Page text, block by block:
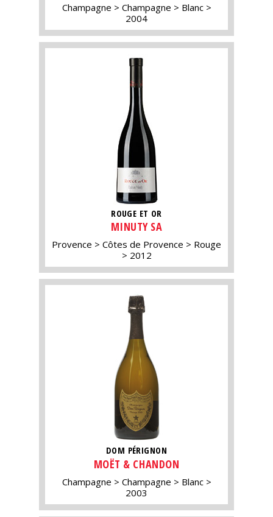
Champagne Champagne
Blanc
2004
ROUGE ET OR
MINUTY SA
Provence Côtes de Provence
Rouge
2012
DOM PÉRIGNON
MOËT & CHANDON
Champagne Champagne
Blanc
2003